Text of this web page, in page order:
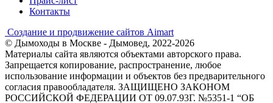
Контакты
Создание и продвижение сайтов Aimart
© Дымоходы в Москве - Дымовед, 2022-2026
Материалы сайта являются объектами авторского права.
Запрещается копирование, распространение, любое
использование информации и объектов без предварительного
согласия правообладателя. ЗАЩИЩЕНО ЗАКОНОМ
РОССИЙСКОЙ ФЕДЕРАЦИИ ОТ 09.07.93Г. №5351-1 “ОБ